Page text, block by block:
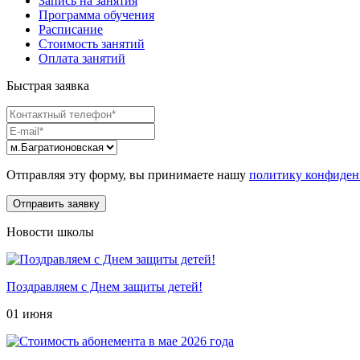
Программа обучения
Расписание
Стоимость занятий
Оплата занятий
Быстрая заявка
Отправляя эту форму, вы принимаете нашу политику
Новости школы
Поздравляем с Днем защиты детей!
01 июня